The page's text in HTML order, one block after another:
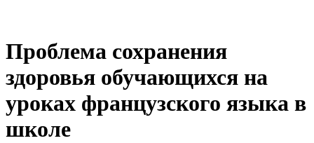
Проблема сохранения
здоровья обучающихся на
уроках французского языка в
школе